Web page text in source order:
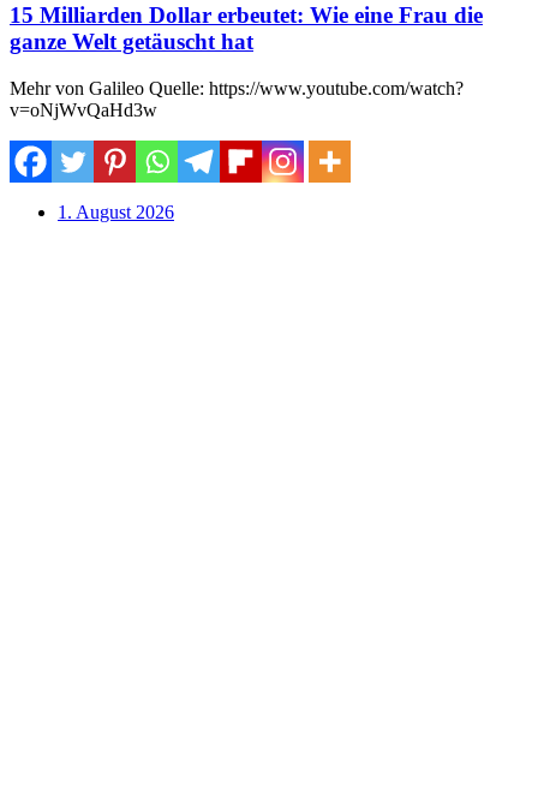
15 Milliarden Dollar erbeutet: Wie eine Frau die
ganze Welt getäuscht hat
Mehr von Galileo Quelle: https://www.youtube.com/watch?
v=oNjWvQaHd3w
1. August 2026